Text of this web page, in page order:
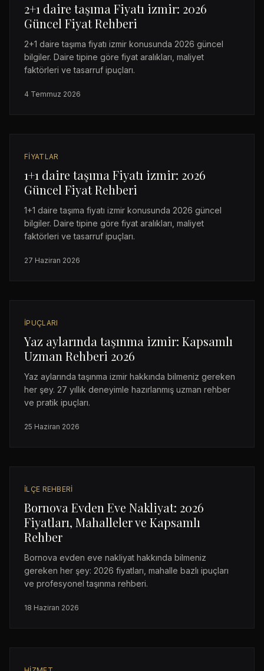
2+1 daire taşıma Fiyatı izmir: 2026
Güncel Fiyat Rehberi
2+1 daire taşıma fiyatı izmir konusunda 2026 güncel
bilgiler. Daire tipine göre fiyat aralıkları, maliyet
faktörleri ve tasarruf ipuçları.
4 Temmuz 2026
FIYATLAR
1+1 daire taşıma Fiyatı izmir: 2026
Güncel Fiyat Rehberi
1+1 daire taşıma fiyatı izmir konusunda 2026 güncel
bilgiler. Daire tipine göre fiyat aralıkları, maliyet
faktörleri ve tasarruf ipuçları.
27 Haziran 2026
İPUÇLARI
Yaz aylarında taşınma izmir: Kapsamlı
Uzman Rehberi 2026
Yaz aylarında taşınma izmir hakkında bilmeniz gereken
her şey. 27 yıllık deneyimle hazırlanmış uzman rehber
ve pratik ipuçları.
25 Haziran 2026
İLÇE REHBERI
Bornova Evden Eve Nakliyat: 2026
Fiyatları, Mahalleler ve Kapsamlı
Rehber
Bornova evden eve nakliyat hakkında bilmeniz
gereken her şey: 2026 fiyatları, mahalle bazlı ipuçları
ve profesyonel taşınma rehberi.
18 Haziran 2026